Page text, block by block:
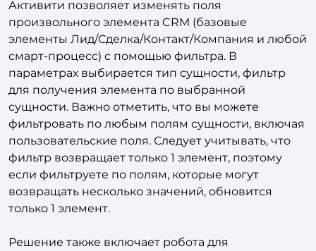
Активити позволяет изменять поля
произвольного элемента CRM (базовые
элементы Лид/Сделка/Контакт/Компания и любой
смарт-процесс) с помощью фильтра. В
параметрах выбирается тип сущности, фильтр
для получения элемента по выбранной
сущности. Важно отметить, что вы можете
фильтровать по любым полям сущности, включая
пользовательские поля. Следует учитывать, что
фильтр возвращает только 1 элемент, поэтому
если фильтруете по полям, которые могут
возвращать несколько значений, обновится
только 1 элемент.
Решение также включает робота для